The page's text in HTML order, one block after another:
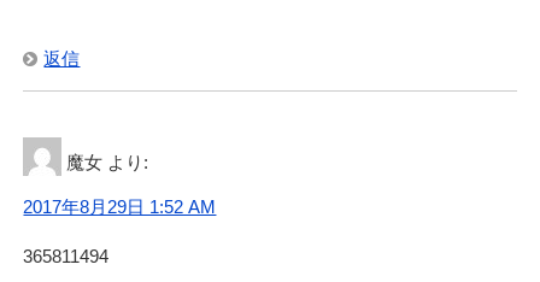
返信
魔女 より:
2017年8月29日 1:52 AM
365811494